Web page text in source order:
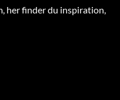
her finder du inspiration,